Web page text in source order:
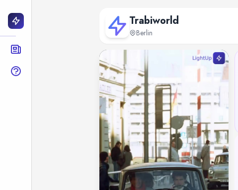
Trabiworld
Berlin